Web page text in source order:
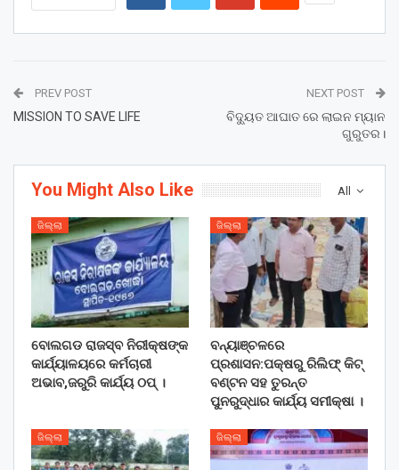
PREV POST
MISSION TO SAVE LIFE
NEXT POST
ବିଦ୍ୟୁତ ଆଘାତ ରେ ଲାଇନ ମ୍ୟାନ
ଗୁରୁତର।
All
You Might Also Like
ଜିଲ୍ଲା
ବୋଲଗଡ ରାଜସ୍ବ ନିରୀକ୍ଷଙ୍କ
କାର୍ଯ୍ୟାଳୟରେ କର୍ମଚାରୀ
ଅଭାବ,ଜରୁରି କାର୍ଯ୍ୟ ଠପ୍ ।
ଜିଲ୍ଲା
ବନ୍ୟାଞ୍ଚଳରେ
ପ୍ରଶାସନ:ପକ୍ଷରୁ ରିଲିଫ୍ କିଟ୍
ବଣ୍ଟନ ସହ ତୁରନ୍ତ
ପୁନରୁଦ୍ଧାର କାର୍ଯ୍ୟ ସମୀକ୍ଷା ।
ଜିଲ୍ଲା ଜିଲ୍ଲା